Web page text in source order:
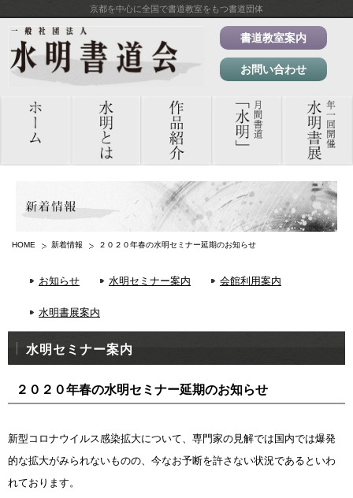
京都を中心に全国で書道教室をもつ書道団体
書道教室案内
お問い合わせ
HOME 新着情報 ２０２０年春の水明セミナー延期のお知らせ
お知らせ 水明セミナー案内 会館利用案内
水明書展案内
水明セミナー案内
２０２０年春の水明セミナー延期のお知らせ
新型コロナウイルス感染拡大について、専門家の見解では国内では爆発
的な拡大がみられないものの、今なお予断を許さない状況であるといわ
れております。